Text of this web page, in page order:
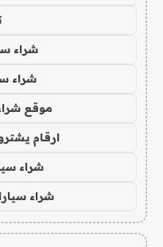
شراء
شراء
موقع
ارقام
شراء
شراء